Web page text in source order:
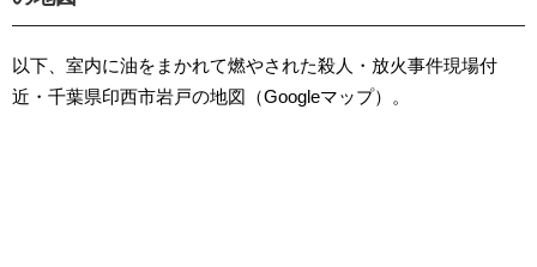
以下、室内に油をまかれて燃やされた殺人・放火事件現場付
近・千葉県印西市岩戸の地図（Googleマップ）。